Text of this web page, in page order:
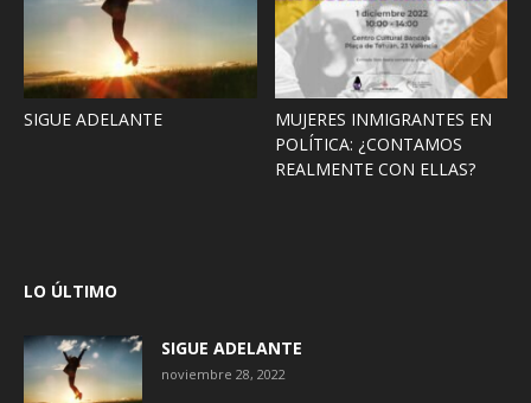
SIGUE ADELANTE
MUJERES INMIGRANTES EN
POLÍTICA: ¿CONTAMOS
REALMENTE CON ELLAS?
LO ÚLTIMO
SIGUE ADELANTE
noviembre 28, 2022